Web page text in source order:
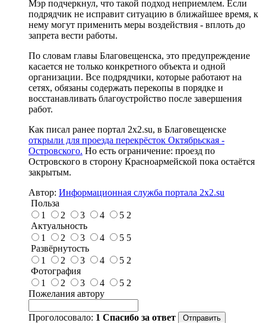
Мэр подчеркнул, что такой подход неприемлем. Если
подрядчик не исправит ситуацию в ближайшее время, к
нему могут применить меры воздействия - вплоть до
запрета вести работы.
По словам главы Благовещенска, это предупреждение
касается не только конкретного объекта и одной
организации. Все подрядчики, которые работают на
сетях, обязаны содержать перекопы в порядке и
восстанавливать благоустройство после завершения
работ.
Как писал ранее портал 2х2.su, в Благовещенске
открыли для проезда перекрёсток Октябрьская -
Островского. Но есть ограничение: проезд по
Островского в сторону Красноармейской пока остаётся
закрытым.
Автор: Информационная служба портала 2x2.su
Польза
1
2 3 4 5 2
Актуальность
1
2 3 4 5 5
Развёрнутость
1
2 3 4 5 2
Фотография
1
2 3 4 5 2
Пожелания автору
Проголосовало: 1 Спасибо за ответ